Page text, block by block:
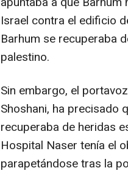
Israel contra el edificio
Barhum se recuperaba
palestino.
Sin embargo, el
Shoshani, ha precisado
recuperaba de heridas
Hospital Naser tenía el
parapetándose tras la